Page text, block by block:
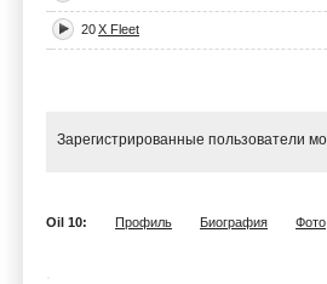
20X Fleet
Зарегистрированные пользователи
Oil 10: Профиль Биография Фото